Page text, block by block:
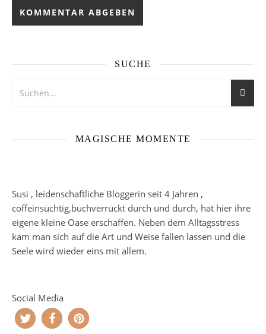
SUCHE
MAGISCHE MOMENTE
Susi , leidenschaftliche Bloggerin seit 4 Jahren ,
coffeinsüchtig,buchverrückt durch und durch, hat hier ihre
eigene kleine Oase erschaffen. Neben dem Alltagsstress
kam man sich auf die Art und Weise fallen lassen und die
Seele wird wieder eins mit allem.
Social Media